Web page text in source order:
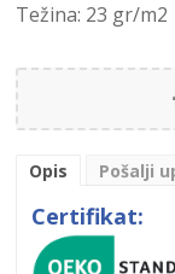
Težina: 23 gr/m2
Opis Pošalji
Certifikat: